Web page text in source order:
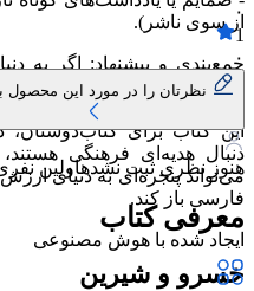
از سوی ناشر).
جمع‌بندی و پیشنهاد: اگر به
فارسی را پاس دارد و هم
خسرو و شیرین
این کتاب برای کتاب‌دوستان،
دنبال هدیه‌ای فرهنگی
می‌تواند پنجره‌ای به دنیای
فارسی باز کند.
ایجاد شده با هوش مصنوعی
۰
1
۰
نظرتان را در مورد این محصول
هنوز نظری ثبت نشدهاولین
معرفی کتاب
خسرو و شیرین